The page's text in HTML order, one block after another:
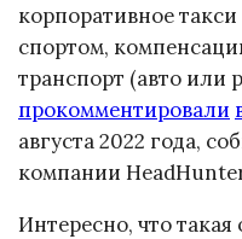
корпоративное
спортом,
транспорт (авто или
прокомментировали
августа 2022 года,
компании
Интересно, что